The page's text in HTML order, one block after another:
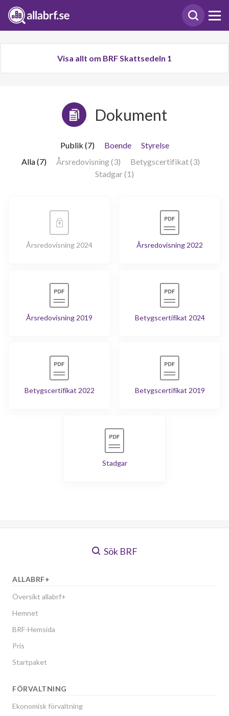
Visa allt om BRF Skattsedeln 1
Dokument
Publik (7) Boende
Styrelse
Alla (7)
Årsredovisning (3)
Betygscertifikat (3)
Stadgar (1)
Årsredovisning 2024 Årsredovisning 2022
Årsredovisning 2019 Betygscertifikat 2024
Betygscertifikat 2022 Betygscertifikat 2019
Stadgar
Sök BRF
ALLABRF+
Översikt allabrf+
Hemnet
BRF-Hemsida
Pris
Startpaket
FÖRVALTNING
Ekonomisk förvaltning